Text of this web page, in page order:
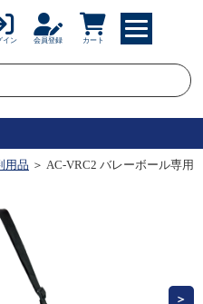
イン 会員登録 カート
用品 ＞ AC-VRC2 バレーボール専用